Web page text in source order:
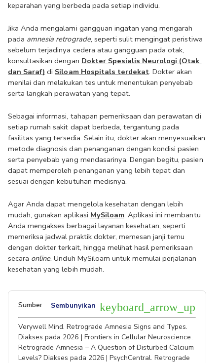
keparahan yang berbeda pada setiap individu.
Jika Anda mengalami gangguan ingatan yang mengarah
pada amnesia retrograde, seperti sulit mengingat peristiwa
sebelum terjadinya cedera atau gangguan pada otak,
konsultasikan dengan Dokter Spesialis Neurologi (Otak
dan Saraf) di Siloam Hospitals terdekat. Dokter akan
menilai dan melakukan tes untuk menentukan penyebab
serta langkah perawatan yang tepat.
Sebagai informasi, tahapan pemeriksaan dan perawatan di
setiap rumah sakit dapat berbeda, tergantung pada
fasilitas yang tersedia. Selain itu, dokter akan menyesuaikan
metode diagnosis dan penanganan dengan kondisi pasien
serta penyebab yang mendasarinya. Dengan begitu, pasien
dapat memperoleh penanganan yang lebih tepat dan
sesuai dengan kebutuhan medisnya.
Agar Anda dapat mengelola kesehatan dengan lebih
mudah, gunakan aplikasi MySiloam. Aplikasi ini membantu
Anda mengakses berbagai layanan kesehatan, seperti
memeriksa jadwal praktik dokter, memesan janji temu
dengan dokter terkait, hingga melihat hasil pemeriksaan
secara online. Unduh MySiloam untuk memulai perjalanan
kesehatan yang lebih mudah.
Sumber Sembunyikan keyboard_arrow_up
Verywell Mind. Retrograde Amnesia Signs and Types.
Diakses pada 2026 | Frontiers in Cellular Neuroscience.
Retrograde Amnesia – A Question of Disturbed Calcium
Levels? Diakses pada 2026 | PsychCentral. Retrograde